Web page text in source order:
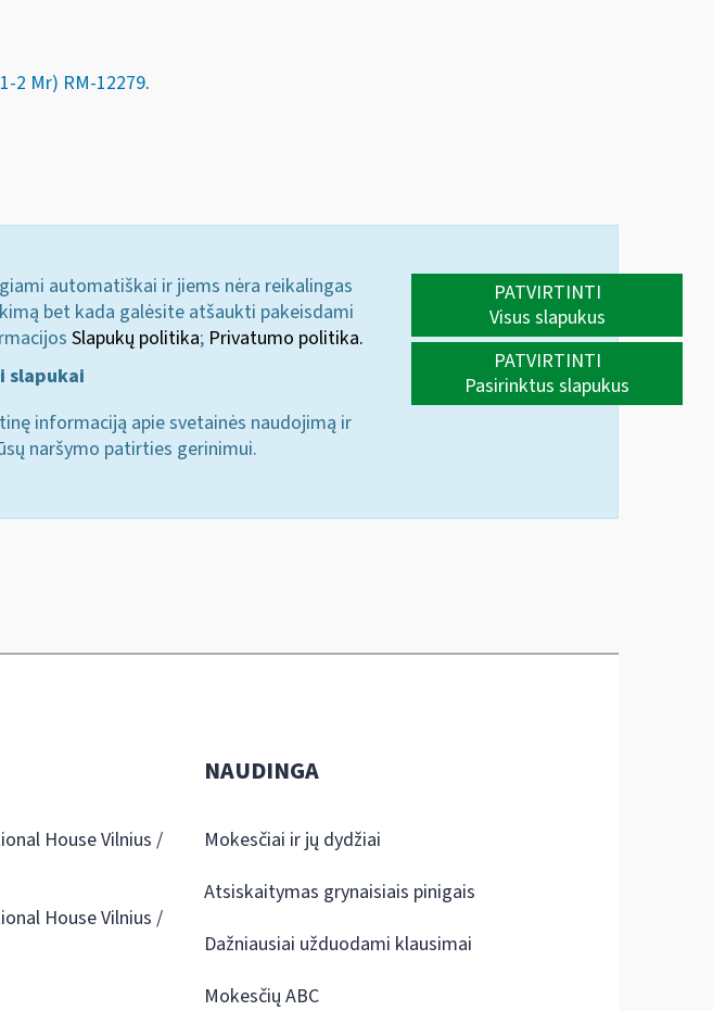
2 Mr) RM-12279.
automatiškai ir jiems nėra reikalingas
bet kada galėsite atšaukti pakeisdami
Slapukų politika; Privatumo politika.
slapukai
informaciją apie svetainės naudojimą ir
naršymo patirties gerinimui.
PATVIRTINTI
Visus slapukus
PATVIRTINTI
Pasirinktus slapukus
House Vilnius /
House Vilnius /
NAUDINGA
Mokesčiai ir jų dydžiai
Atsiskaitymas grynaisiais pinigais
Dažniausiai užduodami klausimai
Mokesčių ABC